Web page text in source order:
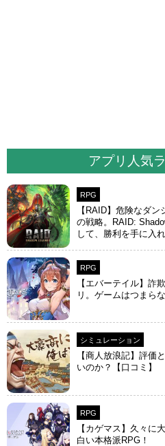
アプリ人気
RPG
【RAID】危険なダ
の戦略。RAID:
して、勝利を手に入
RPG
【エバーテイル】詐
リ。ゲームはつまら
シミュレーション
【商人放浪‪記】評価
いのか？【口コミ】
RPG
【カゲマス】久々に
白い本格派RPG！